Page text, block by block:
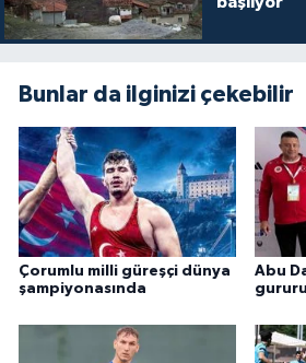
Bunlar da ilginizi çekebilir
Çorumlu milli güreşçi dünya
şampiyonasında
Abu